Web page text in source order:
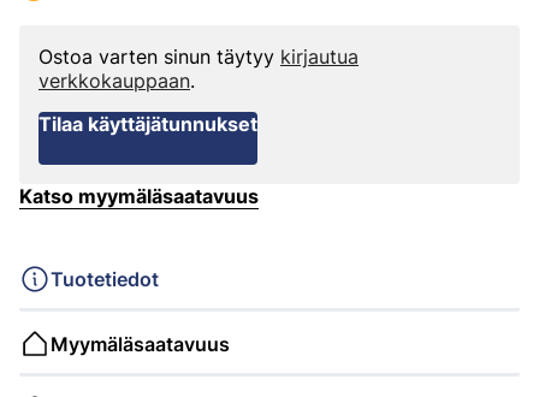
Ostoa varten sinun täytyy kirjautua
verkkokauppaan.
Tilaa käyttäjätunnukset
Katso myymäläsaatavuus
Tuotetiedot
Myymäläsaatavuus